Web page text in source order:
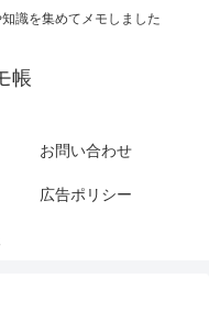
識を集めてメモしました
帳
お問い合わせ
広告ポリシー